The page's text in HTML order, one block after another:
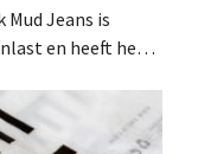
Jeans is
en heeft het